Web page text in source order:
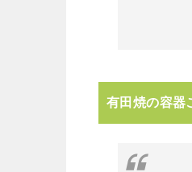
有田焼の容器